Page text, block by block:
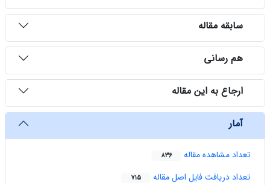
سابقه مقاله
هم رسانی
ارجاع به این مقاله
آمار
تعداد مشاهده مقاله 836
تعداد دریافت فایل اصل مقاله 715